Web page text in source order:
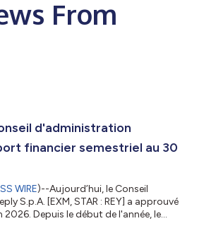
From
d'administration
financier semestriel au 30
WIRE)--Aujourd’hui, le Conseil
S.p.A. [EXM, STAR : REY] a approuvé
Depuis le début de l'année, le